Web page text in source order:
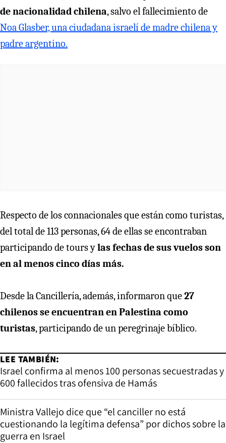
de nacionalidad chilena, salvo el fallecimiento de
Noa Glasber, una ciudadana israelí de madre chilena y
padre argentino.
Respecto de los connacionales que están como turistas,
del total de 113 personas, 64 de ellas se encontraban
participando de tours ylas fechas de sus vuelos son
en al menos cinco días más.
Desde la Cancillería, además, informaron que27
chilenos se encuentran en Palestina como
turistas, participando de un peregrinaje bíblico.
LEE TAMBIÉN:
Israel confirma al menos 100 personas secuestradas y
600 fallecidos tras ofensiva de Hamás
Ministra Vallejo dice que “el canciller no está
cuestionando la legítima defensa” por dichos sobre la
guerra en Israel